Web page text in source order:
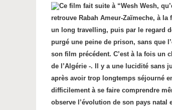
Ce film fait suite à “Wesh Wesh,
retrouve Rabah Ameur-Zaïmeche, à
un long travelling, puis par le regard
purgé une peine de prison, sans que
son film précédent. C’est à la fois un
de l’Algérie -. Il y a une lucidité sans
après avoir trop longtemps séjourné
difficilement à se faire comprendre
observe l’évolution de son pays natal